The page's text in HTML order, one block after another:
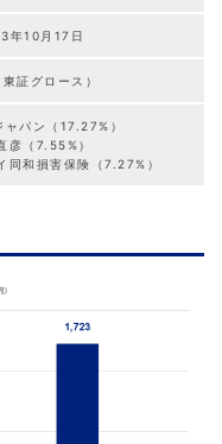
年10月17日
東証グロース）
ャパン（17.27%）
彦（7.55%）
同和損害保険（7.27%）